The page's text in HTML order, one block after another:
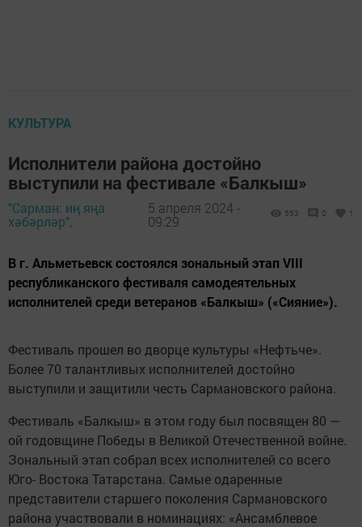
КУЛЬТУРА
Исполнители района достойно
выступили на фестивале «Балкыш»
"Сарман: иң яңа
хәбәрләр",
5 апреля 2024 -
09:29
553 0 1
В г. Альметьевск состоялся зональный этап VIII
республиканского фестиваля самодеятельных
исполнителей среди ветеранов «Балкыш» («Сияние»).
Фестиваль прошел во дворце культуры «Нефтьче».
Более 70 талантливых исполнителей достойно
выступили и защитили честь Сармановского района.
Фестиваль «Балкыш» в этом году был посвящен 80 —
ой годовщине Победы в Великой Отечественной войне.
Зональный этап собрал всех исполнителей со всего
Юго- Востока Татарстана. Самые одаренные
представители старшего поколения Сармановского
района участвовали в номинациях: «Ансамблевое